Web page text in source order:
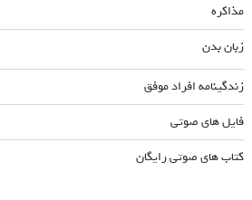
مذاکره
زبان بدن
زندگینامه افراد موفق
فایل های صوتی
کتاب های صوتی رایگان